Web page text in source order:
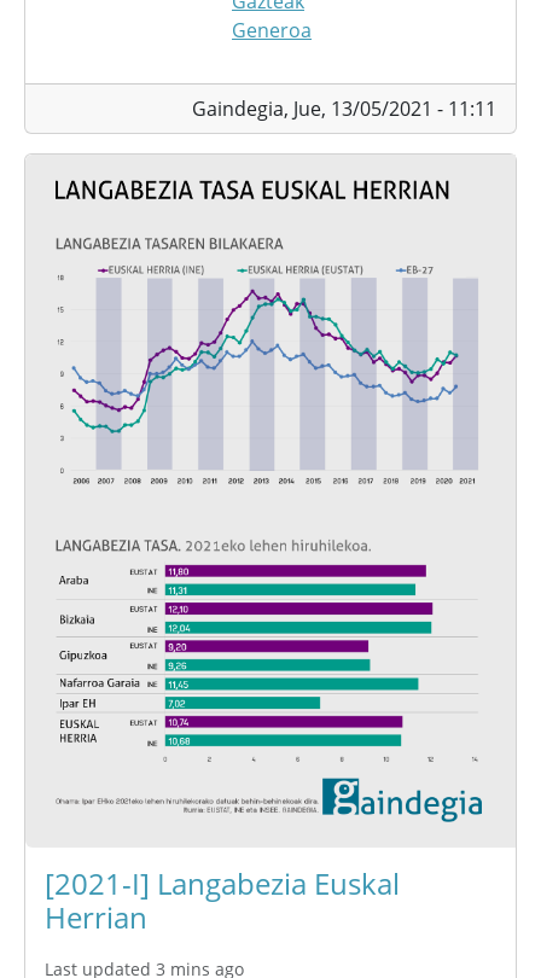
Generoa
Gaindegia, Jue, 13/05/2021 - 11:11
[2021-I] Langabezia Euskal
Herrian
Last updated 3 mins ago